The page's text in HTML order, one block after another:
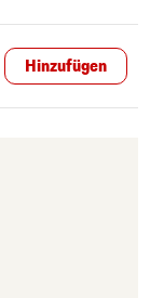
Hinzufügen